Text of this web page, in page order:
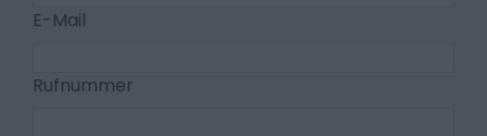
E-Mail
Rufnummer